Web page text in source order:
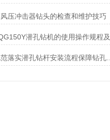
压冲击器钻头的检查和维护技巧
规范落实潜孔钻杆安装流程保障钻孔施工精准有序开展